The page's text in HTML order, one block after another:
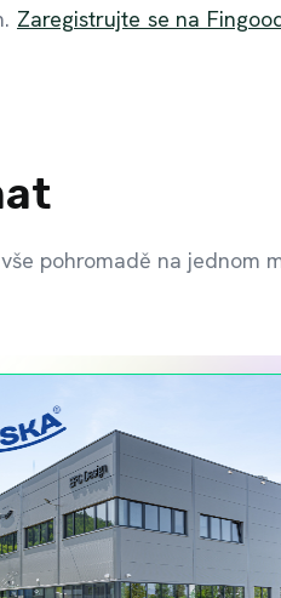
Zaregistrujte se na
pohromadě na jednom